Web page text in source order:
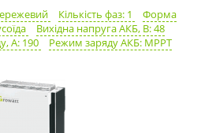
Кількість фаз: 1
Форма
Вихідна напруга АКБ, В: 48
А: 190
Режим заряду АКБ: MPPT